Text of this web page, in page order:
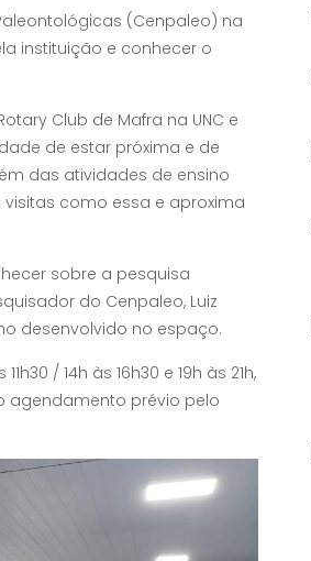
(Cenpaleo) na
instituição e conhecer o
Club de Mafra na UNC e
de estar próxima e de
das atividades de ensino
como essa e aproxima
sobre a pesquisa
do Cenpaleo, Luiz
desenvolvido no espaço.
/ 14h às 16h30 e 19h às 21h,
agendamento prévio pelo